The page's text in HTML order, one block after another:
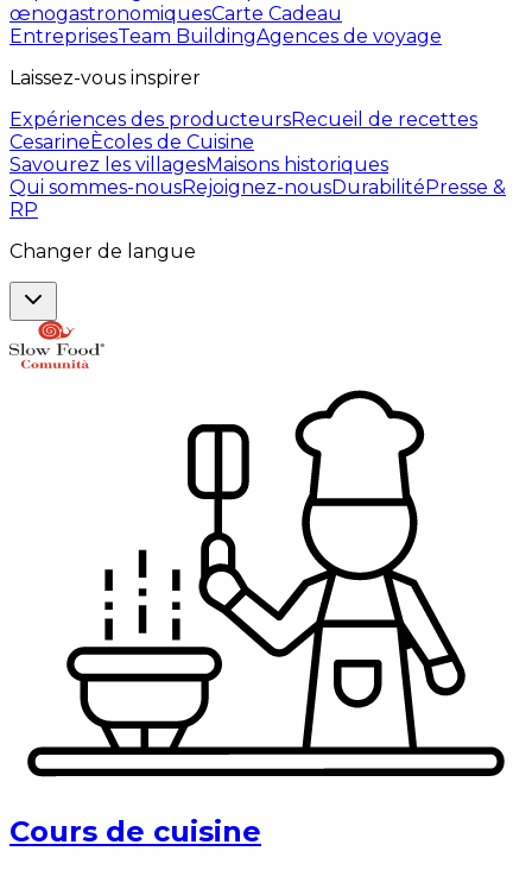
œnogastronomiquesCarte Cadeau
EntreprisesTeam BuildingAgences de voyage
Laissez-vous inspirer
Expériences des producteursRecueil de recettes
CesarineÈcoles de Cuisine
Savourez les villagesMaisons historiques
Qui sommes-nousRejoignez-nousDurabilitéPresse &
RP
Changer de langue
Cours de cuisine